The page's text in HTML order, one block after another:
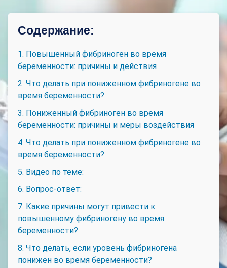
Содержание:
1. Повышенный фибриноген во время
беременности: причины и действия
2. Что делать при пониженном фибриногене во
время беременности?
3. Пониженный фибриноген во время
беременности: причины и меры воздействия
4. Что делать при пониженном фибриногене во
время беременности?
5. Видео по теме:
6. Вопрос-ответ:
7. Какие причины могут привести к
повышенному фибриногену во время
беременности?
8. Что делать, если уровень фибриногена
понижен во время беременности?